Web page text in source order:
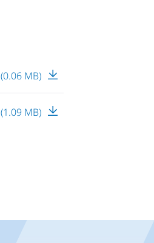
(0.06 MB)
(1.09 MB)